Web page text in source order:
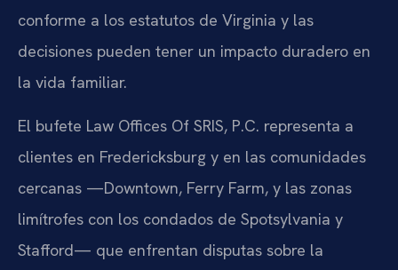
conforme a los estatutos de Virginia y las
decisiones pueden tener un impacto duradero en
la vida familiar.
El bufete Law Offices Of SRIS, P.C. representa a
clientes en Fredericksburg y en las comunidades
cercanas —Downtown, Ferry Farm, y las zonas
limítrofes con los condados de Spotsylvania y
Stafford— que enfrentan disputas sobre la